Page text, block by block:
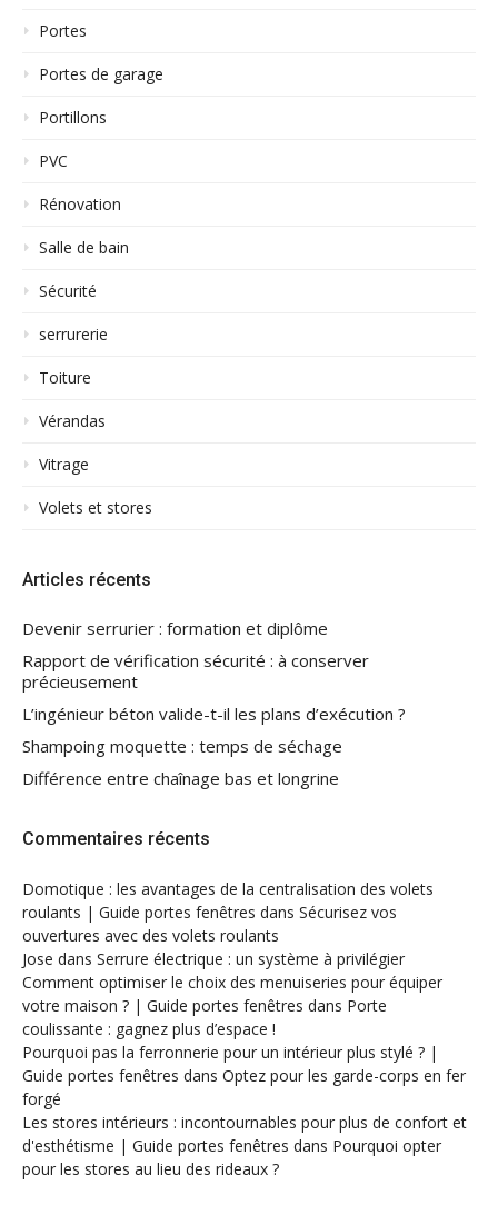
Portes
Portes de garage
Portillons
PVC
Rénovation
Salle de bain
Sécurité
serrurerie
Toiture
Vérandas
Vitrage
Volets et stores
Articles récents
Devenir serrurier : formation et diplôme
Rapport de vérification sécurité : à conserver
précieusement
L’ingénieur béton valide-t-il les plans d’exécution ?
Shampoing moquette : temps de séchage
Différence entre chaînage bas et longrine
Commentaires récents
Domotique : les avantages de la centralisation des volets
roulants | Guide portes fenêtres dans Sécurisez vos
ouvertures avec des volets roulants
Jose dans Serrure électrique : un système à privilégier
Comment optimiser le choix des menuiseries pour équiper
votre maison ? | Guide portes fenêtres dans Porte
coulissante : gagnez plus d’espace !
Pourquoi pas la ferronnerie pour un intérieur plus stylé ? |
Guide portes fenêtres dans Optez pour les garde-corps en fer
forgé
Les stores intérieurs : incontournables pour plus de confort et
d'esthétisme | Guide portes fenêtres dans Pourquoi opter
pour les stores au lieu des rideaux ?